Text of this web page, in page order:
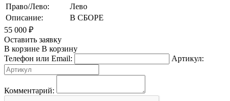
Право/Лево:
Лево
Описание:
В СБОРЕ
55 000 ₽
Оставить заявку
В корзине В корзину
Телефон или Email:
Артикул:
Комментарий: